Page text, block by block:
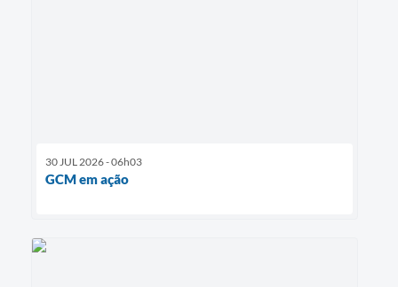
30 JUL 2026 - 06h03
GCM em ação